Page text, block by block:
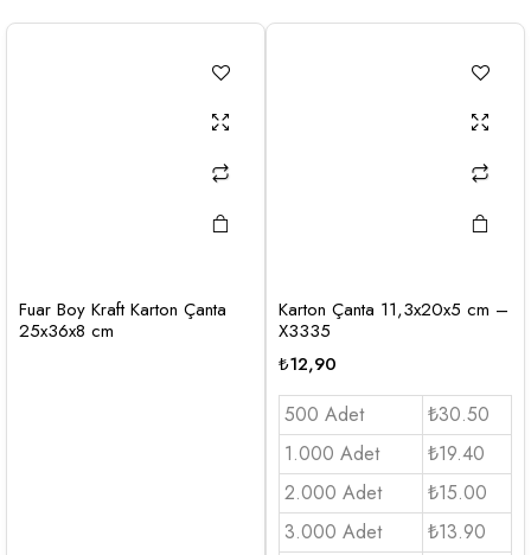
Fuar Boy Kraft Karton Çanta
25x36x8 cm
Karton Çanta 11,3x20x5 cm –
X3335
₺12,90
500 Adet
₺30.50
1.000 Adet
₺19.40
2.000 Adet
₺15.00
3.000 Adet
₺13.90